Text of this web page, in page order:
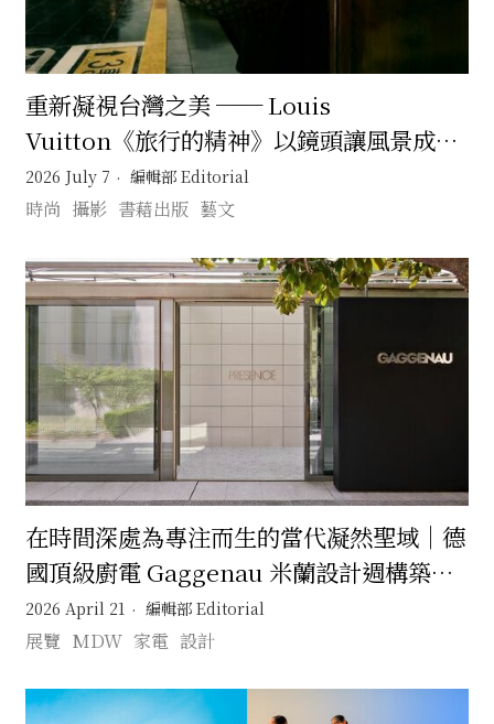
重新凝視台灣之美 ── Louis
Vuitton《旅行的精神》以鏡頭讓風景成為
記憶的旅行
2026 July 7 編輯部 Editorial
時尚 攝影 書藉出版 藝文
在時間深處為專注而生的當代凝然聖域｜德
國頂級廚電 Gaggenau 米蘭設計週構築一
座回應時代的靜默之境
2026 April 21 編輯部 Editorial
展覽 MDW 家電 設計